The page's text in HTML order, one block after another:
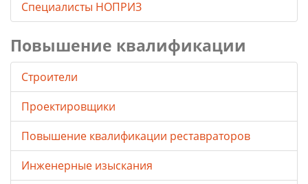
Специалисты НОПРИЗ
Повышение квалификации
Строители
Проектировщики
Повышение квалификации реставраторов
Инженерные изыскания